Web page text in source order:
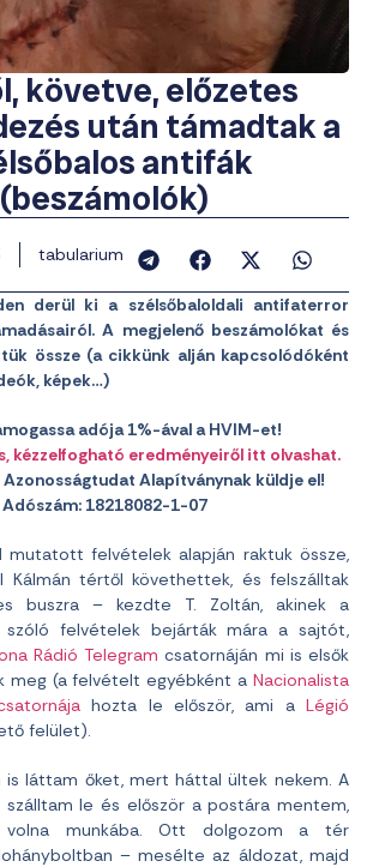
követve, előzetes
után támadtak a
antifák
(beszámolók)
tabularium
derül ki a szélsőbaloldali antifaterror
A megjelenő beszámolókat és
össze (a cikkünk alján kapcsolódóként
képek…)
adója 1%-ával a HVIM-et!
kézzelfogható eredményeiről itt olvashat.
Azonosságtudat Alapítványnak küldje el!
Adószám: 18218082-1-07
mutatott felvételek alapján raktuk össze,
Kálmán tértől követhettek, és felszálltak
buszra – kezdte T. Zoltán, akinek a
szóló felvételek bejárták mára a sajtót,
Rádió Telegram csatornáján mi is elsők
meg (a felvételt egyébként a Nacionalista
hozta le először, ami a Légió
felület).
is láttam őket, mert háttal ültek nekem. A
le és először a postára mentem,
volna munkába. Ott dolgozom a tér
– mesélte az áldozat, majd